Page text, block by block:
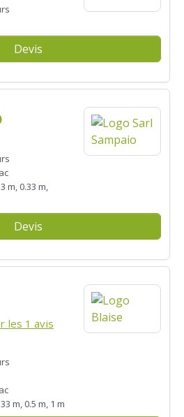
Devis
m, 0.33 m,
Devis
les 1 avis
m, 0.5 m, 1 m